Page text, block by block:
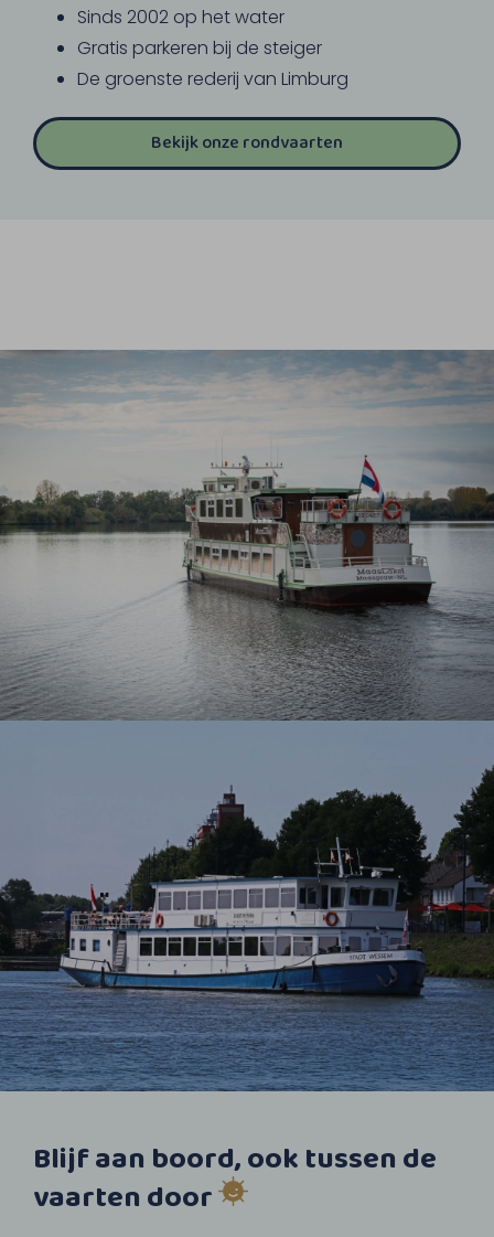
Sinds 2002 op het water
Gratis parkeren bij de steiger
De groenste rederij van Limburg
Bekijk onze rondvaarten
Blijf aan boord, ook tussen de
vaarten door